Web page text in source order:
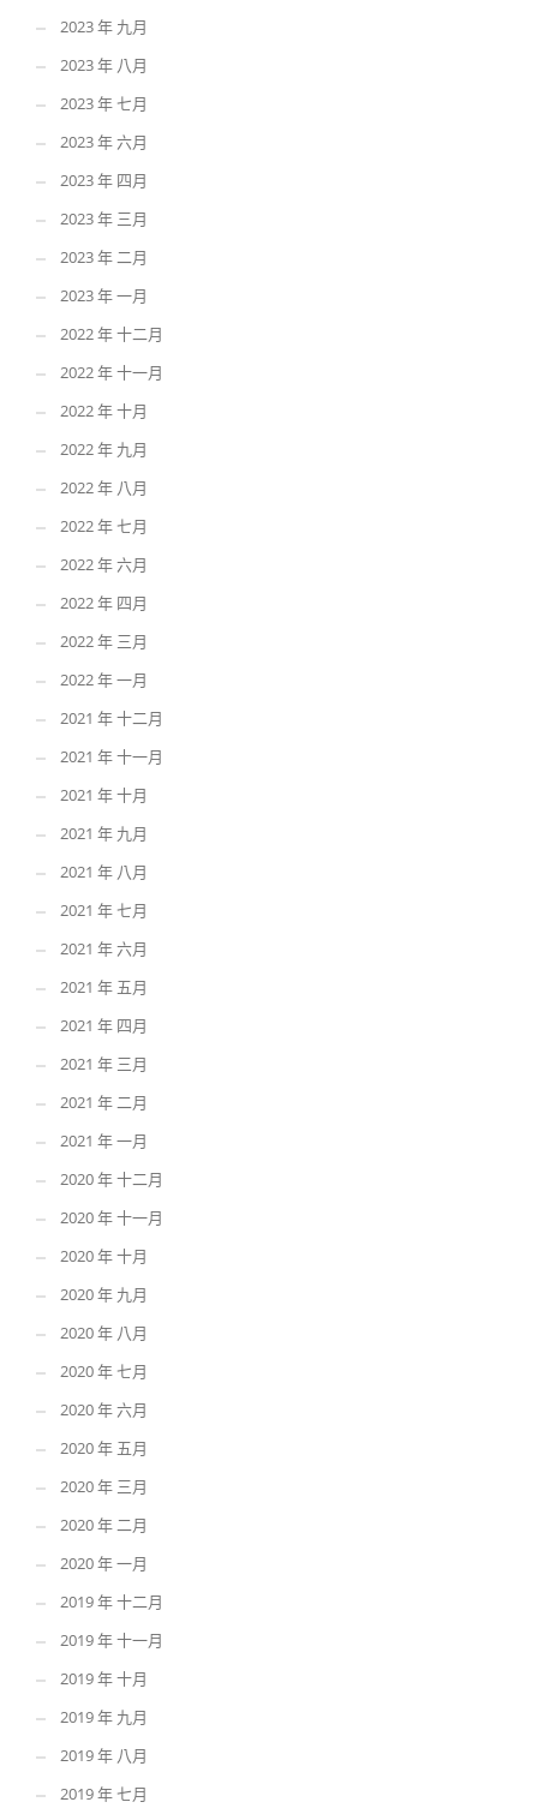
2023 年 九月
2023 年 八月
2023 年 七月
2023 年 六月
2023 年 四月
2023 年 三月
2023 年 二月
2023 年 一月
2022 年 十二月
2022 年 十一月
2022 年 十月
2022 年 九月
2022 年 八月
2022 年 七月
2022 年 六月
2022 年 四月
2022 年 三月
2022 年 一月
2021 年 十二月
2021 年 十一月
2021 年 十月
2021 年 九月
2021 年 八月
2021 年 七月
2021 年 六月
2021 年 五月
2021 年 四月
2021 年 三月
2021 年 二月
2021 年 一月
2020 年 十二月
2020 年 十一月
2020 年 十月
2020 年 九月
2020 年 八月
2020 年 七月
2020 年 六月
2020 年 五月
2020 年 三月
2020 年 二月
2020 年 一月
2019 年 十二月
2019 年 十一月
2019 年 十月
2019 年 九月
2019 年 八月
2019 年 七月